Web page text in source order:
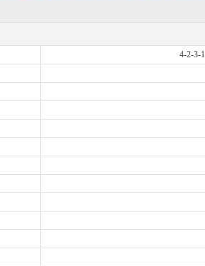
4-2-3-1